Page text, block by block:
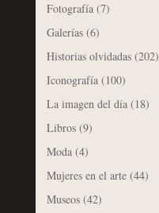
Fotografía(7)
Galerías(6)
Historias olvidadas(202)
Iconografía(100)
La imagen del día(18)
Libros(9)
Moda(4)
Mujeres en el arte(44)
Museos(42)